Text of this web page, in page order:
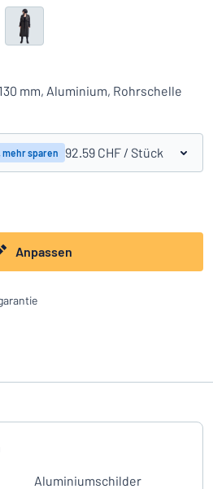
Schild hier entwerfen
mm, Aluminium, Rohrschelle
mehr sparen 92.59 CHF / Stück
Anpassen
Aluminiumschilder